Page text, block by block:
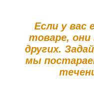
Если у вас
товаре,
других.
мы